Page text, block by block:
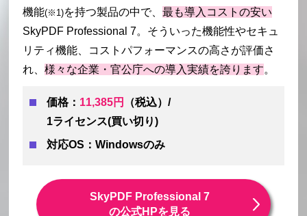
機能(※1)を持つ製品の中で、最も導入コストの安い
SkyPDF Professional 7。そういった機能性やセキュ
リティ機能、コストパフォーマンスの高さが評価さ
れ、様々な企業・官公庁への導入実績を誇ります。
価格： 11,385円
（税込）/
1ライセンス(買い切り)
対応OS：Windowsのみ
SkyPDF Professional 7
の公式HPを見る